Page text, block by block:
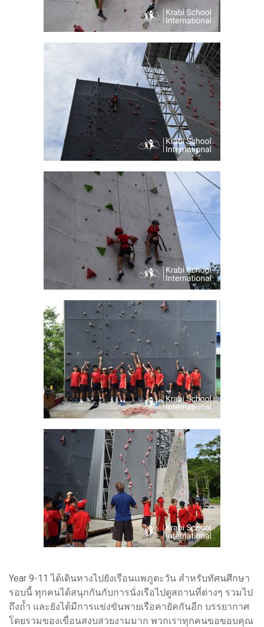
Year 9-11 ได้เดินทางไปยังเรือนแพภูตะวัน สำหรับทัศนศึกษา
รอบนี้ ทุกคนได้สนุกกันกับการนั่งเรือไปดูสถานที่ต่างๆ รวมไป
ถึงถ้ำ และยังได้มีการแข่งขันพายเรือคายัคกันอีก บรรยากาศ
โดยรวมของเขื่อนสงบสวยงามมาก พวกเราทุกคนขอขอบคุณ